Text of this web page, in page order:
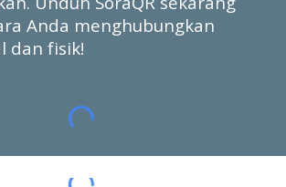
Anda menghubungkan
dan fisik!